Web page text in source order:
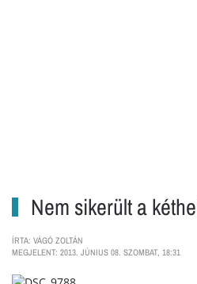
Nem sikerült a
ÍRTA: VÁGÓ ZOLTÁN
MEGJELENT: 2013. JÚNIUS 08. SZOMBAT, 18:31